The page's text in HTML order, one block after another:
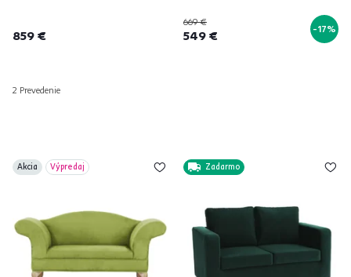
859 €
2 Prevedenie
669 €
549 € -17%
Akcia Výpredaj Zadarmo